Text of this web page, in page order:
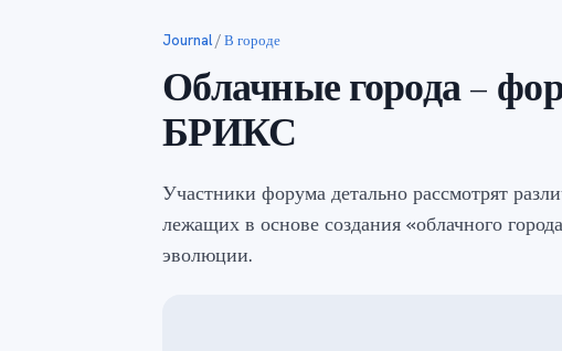
Journal/В городе
Облачные города –
БРИКС
Участники форума детально рассмотрят
лежащих в основе создания «облачного
эволюции.